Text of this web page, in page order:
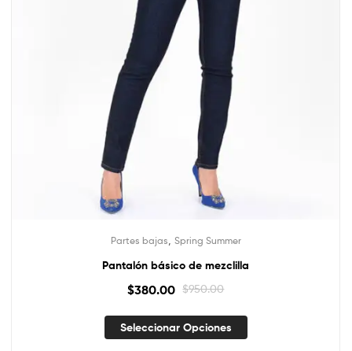
Partes bajas Spring Summer
Pantalón básico de mezclilla
$950.00
$380.00
Seleccionar Opciones